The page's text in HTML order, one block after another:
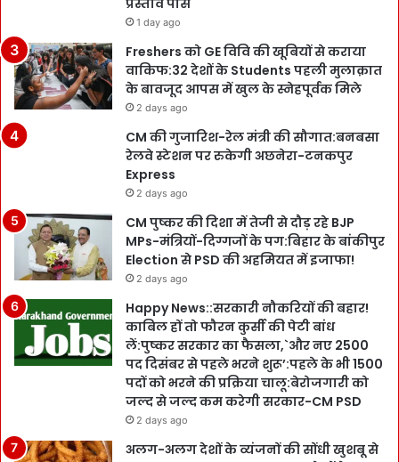
प्रस्ताव पास
1 day ago
Freshers को GE विवि की खूबियों से कराया
वाकिफ:32 देशों के Students पहली मुलाक़ात
के बावजूद आपस में खुल के स्नेहपूर्वक मिले
2 days ago
CM की गुजारिश-रेल मंत्री की सौगात:बनबसा
रेलवे स्टेशन पर रुकेगी अछनेरा-टनकपुर
Express
2 days ago
CM पुष्कर की दिशा में तेजी से दौड़ रहे BJP
MPs-मंत्रियों-दिग्गजों के पग:बिहार के बांकीपुर
Election से PSD की अहमियत में इजाफा!
2 days ago
Happy News::सरकारी नौकरियों की बहार!
काबिल हों तो फौरन कुर्सी की पेटी बांध
लें:पुष्कर सरकार का फैसला,`और नए 2500
पद दिसंबर से पहले भरने शुरू’:पहले के भी 1500
पदों को भरने की प्रक्रिया चालू:बेरोजगारी को
जल्द से जल्द कम करेगी सरकार-CM PSD
2 days ago
अलग-अलग देशों के व्यंजनों की सोंधी खुशबू से